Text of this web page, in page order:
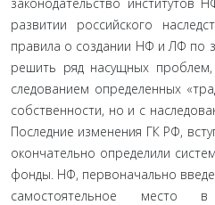
развитии российского
правила о создании НФ и ЛФ по
решить ряд насущных
следованием определенных
собственности, но и с
Последние изменения ГК РФ,
окончательно определили
фонды. НФ, первоначально
самостоятельное место